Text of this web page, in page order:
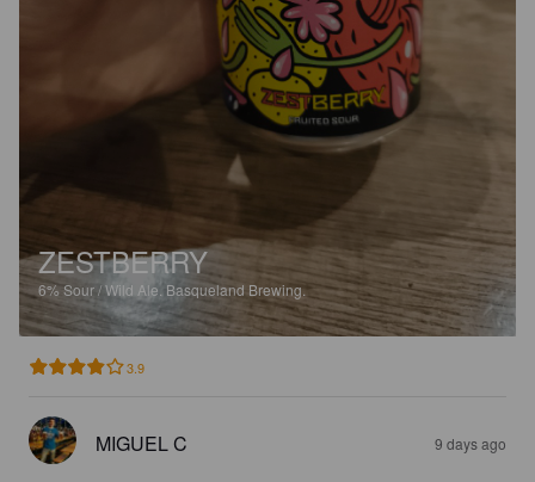
ZESTBERRY
6%Sour / Wild Ale.Basqueland Brewing.
3.9
MIGUEL C 9 days ago